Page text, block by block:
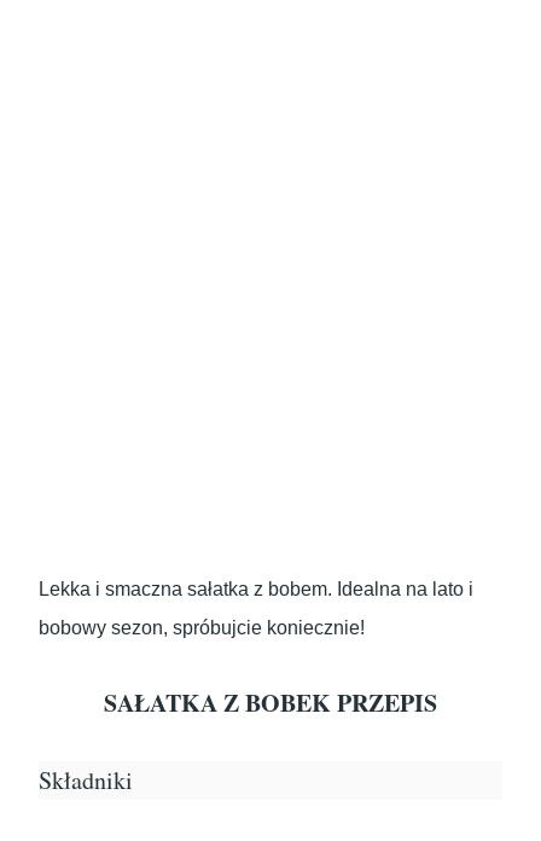
Lekka i smaczna sałatka z bobem. Idealna na lato i
bobowy sezon, spróbujcie koniecznie!
SAŁATKA Z BOBEK PRZEPIS
Składniki